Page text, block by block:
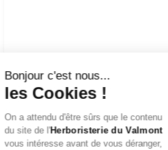
Bonjour c'est nous...
les Cookies !
On a attendu d'être sûrs que le contenu
du site de l'Herboristerie du Valmont
vous intéresse avant de vous déranger,